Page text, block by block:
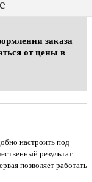
заказа
от цены в
настроить под
результат.
позволяет работать